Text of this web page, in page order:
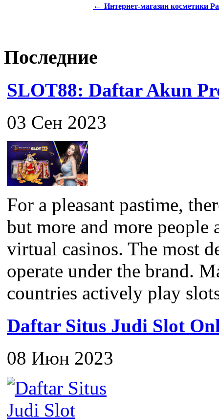
← Интернет-магазин косметики
Последние
SLOT88: Daftar Akun
03 Сен 2023
For a pleasant pastime,
but more and more people
virtual casinos. The most
operate under the brand.
countries actively play
Daftar Situs Judi Slot
08 Июн 2023